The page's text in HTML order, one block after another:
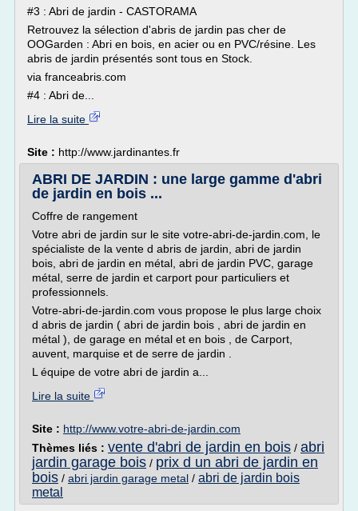
#3 : Abri de jardin - CASTORAMA
Retrouvez la sélection d'abris de jardin pas cher de
OOGarden : Abri en bois, en acier ou en PVC/résine. Les
abris de jardin présentés sont tous en Stock.
via franceabris.com
#4 : Abri de...
Lire la suite
Site : http://www.jardinantes.fr
ABRI DE JARDIN : une large gamme d'abri
de jardin en bois ...
Coffre de rangement
Votre abri de jardin sur le site votre-abri-de-jardin.com, le
spécialiste de la vente d abris de jardin, abri de jardin
bois, abri de jardin en métal, abri de jardin PVC, garage
métal, serre de jardin et carport pour particuliers et
professionnels.
Votre-abri-de-jardin.com vous propose le plus large choix
d abris de jardin ( abri de jardin bois , abri de jardin en
métal ), de garage en métal et en bois , de Carport,
auvent, marquise et de serre de jardin .
L équipe de votre abri de jardin a...
Lire la suite
Site : http://www.votre-abri-de-jardin.com
Thèmes liés : vente d'abri de jardin en bois / abri
jardin garage bois / prix d un abri de jardin en
bois / abri jardin garage metal / abri de jardin bois
metal